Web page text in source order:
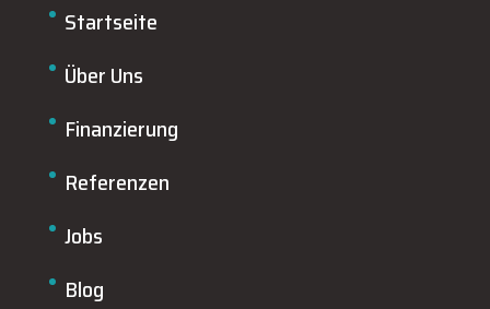
Startseite
Über Uns
Finanzierung
Referenzen
Jobs
Blog